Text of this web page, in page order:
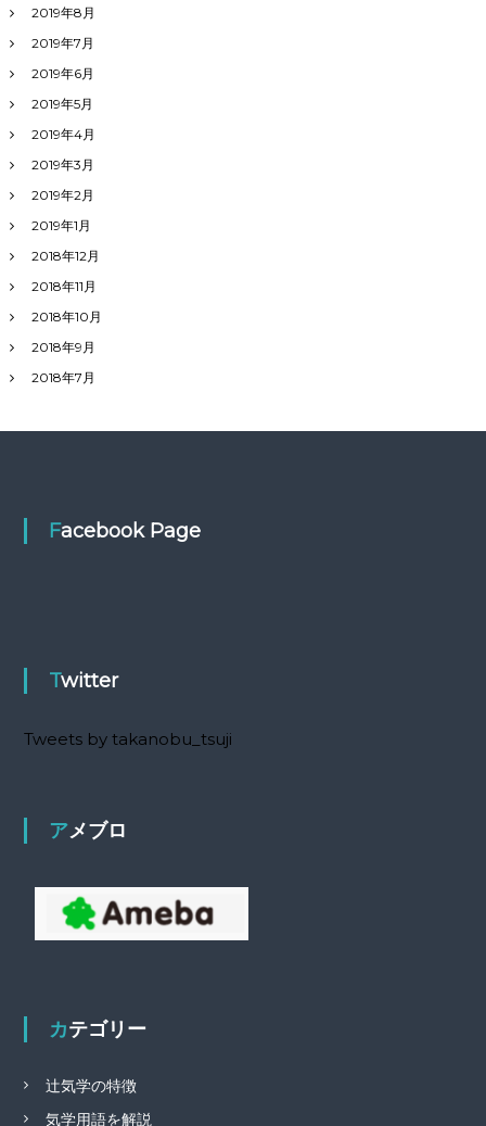
2019年8月
2019年7月
2019年6月
2019年5月
2019年4月
2019年3月
2019年2月
2019年1月
2018年12月
2018年11月
2018年10月
2018年9月
2018年7月
Facebook Page
Twitter
Tweets by takanobu_tsuji
アメブロ
カテゴリー
辻気学の特徴
気学用語を解説